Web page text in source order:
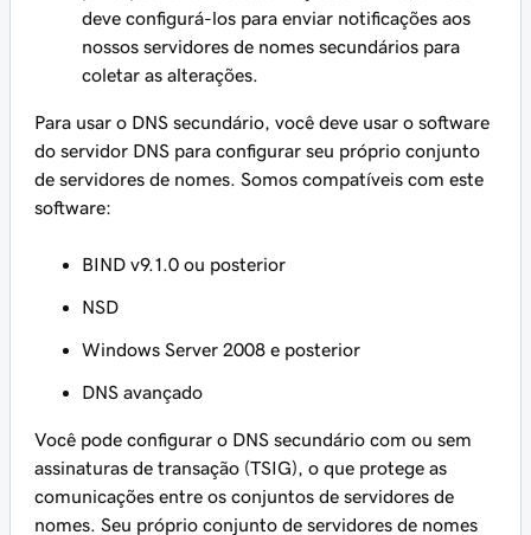
deve configurá-los para enviar notificações aos
nossos servidores de nomes secundários para
coletar as alterações.
Para usar o DNS secundário, você deve usar o software
do servidor DNS para configurar seu próprio conjunto
de servidores de nomes. Somos compatíveis com este
software:
BIND v9.1.0 ou posterior
NSD
Windows Server 2008 e posterior
DNS avançado
Você pode configurar o DNS secundário com ou sem
assinaturas de transação (TSIG), o que protege as
comunicações entre os conjuntos de servidores de
nomes. Seu próprio conjunto de servidores de nomes